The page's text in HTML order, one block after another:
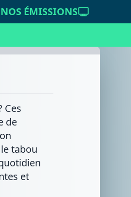
NOS ÉMISSIONS
Ces
de
tabou
et